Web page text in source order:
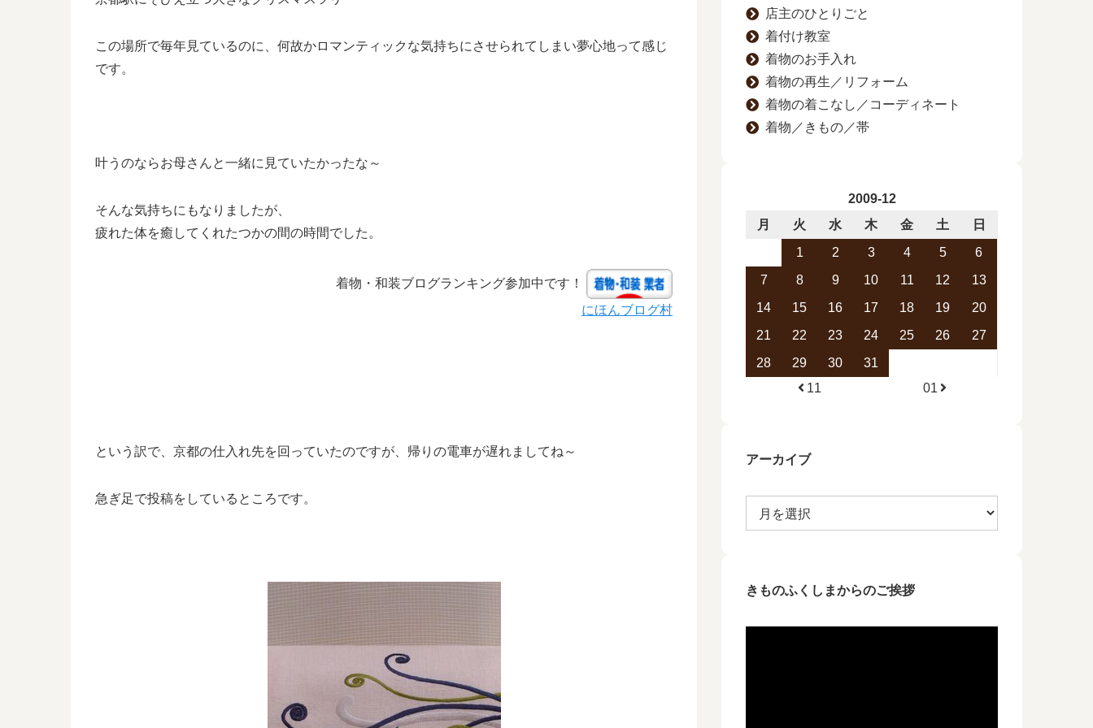
この場所で毎年見ているのに、何故かロマンティックな気持ちにさせられてしまい夢心地って感じ
です。
叶うのならお母さんと一緒に見ていたかったな～
そんな気持ちにもなりましたが、
疲れた体を癒してくれたつかの間の時間でした。
着物・和装ブログランキング参加中です！
にほんブログ村
という訳で、京都の仕入れ先を回っていたのですが、帰りの電車が遅れましてね～
急ぎ足で投稿をしているところです。
店主のひとりごと
着付け教室
着物のお手入れ
着物の再生／リフォーム
着物の着こなし／コーディネート
着物／きもの／帯
2009-12
月
火 水 木 金 土
日
1
2 3 4 5
6
7
8 9 10 11 12
13
14
15 16 17 18 19
20
21
22 23 24 25 26
27
28
29 30
31
11
01
アーカイブ
きものふくしまからのご挨拶